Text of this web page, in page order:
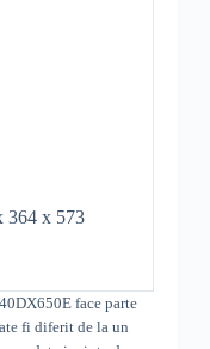
364 x 573
face parte
fi diferit de la un